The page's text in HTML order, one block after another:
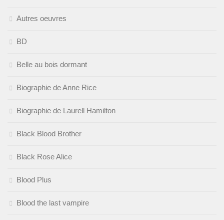
Autres oeuvres
BD
Belle au bois dormant
Biographie de Anne Rice
Biographie de Laurell Hamilton
Black Blood Brother
Black Rose Alice
Blood Plus
Blood the last vampire